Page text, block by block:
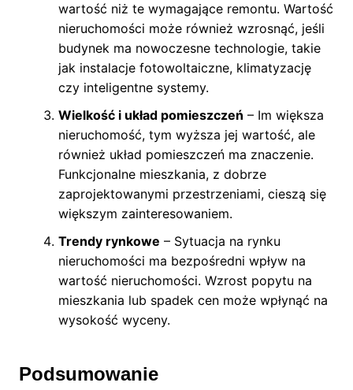
wartość niż te wymagające remontu. Wartość
nieruchomości może również wzrosnąć, jeśli
budynek ma nowoczesne technologie, takie
jak instalacje fotowoltaiczne, klimatyzację
czy inteligentne systemy.
Wielkość i układ pomieszczeń – Im większa
nieruchomość, tym wyższa jej wartość, ale
również układ pomieszczeń ma znaczenie.
Funkcjonalne mieszkania, z dobrze
zaprojektowanymi przestrzeniami, cieszą się
większym zainteresowaniem.
Trendy rynkowe – Sytuacja na rynku
nieruchomości ma bezpośredni wpływ na
wartość nieruchomości. Wzrost popytu na
mieszkania lub spadek cen może wpłynąć na
wysokość wyceny.
Podsumowanie